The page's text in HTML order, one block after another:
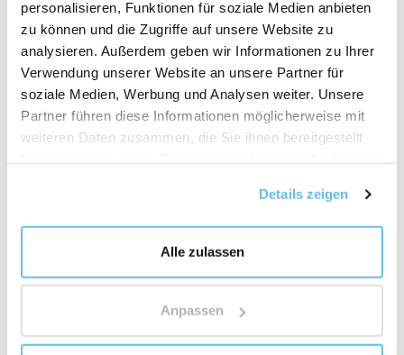
personalisieren, Funktionen für soziale Medien anbieten
zu können und die Zugriffe auf unsere Website zu
analysieren. Außerdem geben wir Informationen zu Ihrer
Verwendung unserer Website an unsere Partner für
soziale Medien, Werbung und Analysen weiter. Unsere
Partner führen diese Informationen möglicherweise mit
weiteren Daten zusammen, die Sie ihnen bereitgestellt
Details zeigen
Alle zulassen
Anpassen
Bursera Graveolens Wood Oil
Commiphora Myrrha Oil
Helichrysum Italicum Flower Oil
Nardostachys Jatamansi Oil
*přirozená součást esenciálního oleje
Unsere Produkte (Roll-ons, ätherische Ölmischungen,
einzelne ätherische Öle) bestehen ausschließlich aus
100 % natürlichen ätherischen Ölen. Da die Qualität und
chemische Zusammensetzung dieser natürlichen